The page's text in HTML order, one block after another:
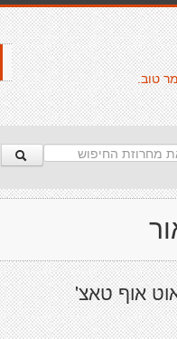
טוב.
אוף טאצ'